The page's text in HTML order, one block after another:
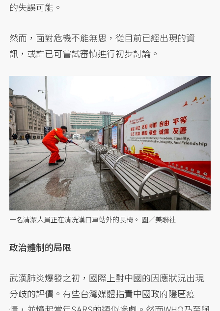
的失誤可能。
然而，面對危機不能無思，從目前已經出現的資
訊，或許已可嘗試審慎進行初步討論。
一名清潔人員正在清洗漢口車站外的長椅。 圖／美聯社
政治體制的局限
武漢肺炎爆發之初，國際上對中國的因應狀況出現
分歧的評價。有些台灣媒體指責中國政府隱匿疫